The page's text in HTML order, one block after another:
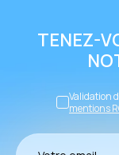
TENEZ-
Validation
mentions